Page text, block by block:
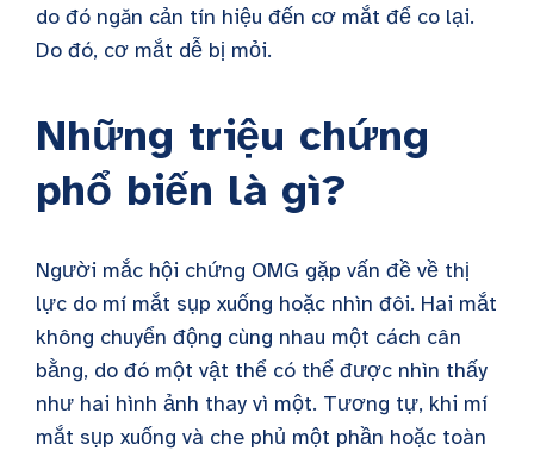
do đó ngăn cản tín hiệu đến cơ mắt để co lại.
Do đó, cơ mắt dễ bị mỏi.
Những triệu chứng
phổ biến là gì?
Người mắc hội chứng OMG gặp vấn đề về thị
lực do mí mắt sụp xuống hoặc nhìn đôi. Hai mắt
không chuyển động cùng nhau một cách cân
bằng, do đó một vật thể có thể được nhìn thấy
như hai hình ảnh thay vì một. Tương tự, khi mí
mắt sụp xuống và che phủ một phần hoặc toàn